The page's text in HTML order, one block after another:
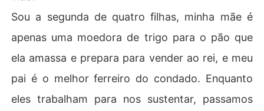
Sou a segunda de quatro filhas, minha mãe é
apenas uma moedora de trigo para o pão que
ela amassa e prepara para vender ao rei, e meu
pai é o melhor ferreiro do condado. Enquanto
eles trabalham para nos sustentar, passamos